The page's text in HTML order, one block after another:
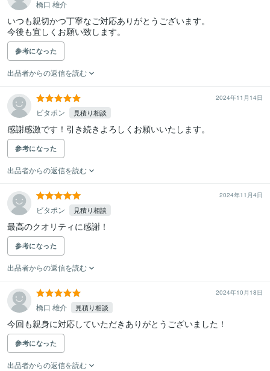
橋口 雄介
いつも親切かつ丁寧なご対応ありがとうございます。
今後も宜しくお願い致します。
参考になった
出品者からの返信を読む
2024年11月14日
ビタポン 見積り相談
感謝感激です！引き続きよろしくお願いいたします。
参考になった
出品者からの返信を読む
2024年11月4日
ビタポン 見積り相談
最高のクオリティに感謝！
参考になった
出品者からの返信を読む
2024年10月18日
橋口 雄介 見積り相談
今回も親身に対応していただきありがとうございました！
参考になった
出品者からの返信を読む